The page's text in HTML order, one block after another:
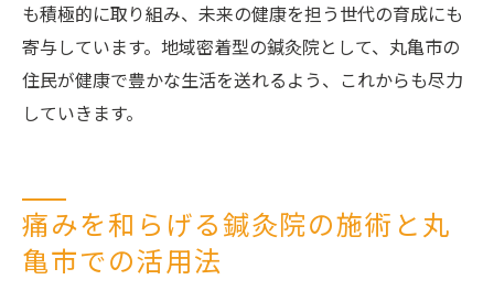
も積極的に取り組み、未来の健康を担う世代の育成にも
寄与しています。地域密着型の鍼灸院として、丸亀市の
住民が健康で豊かな生活を送れるよう、これからも尽力
していきます。
痛みを和らげる鍼灸院の施術と丸
亀市での活用法